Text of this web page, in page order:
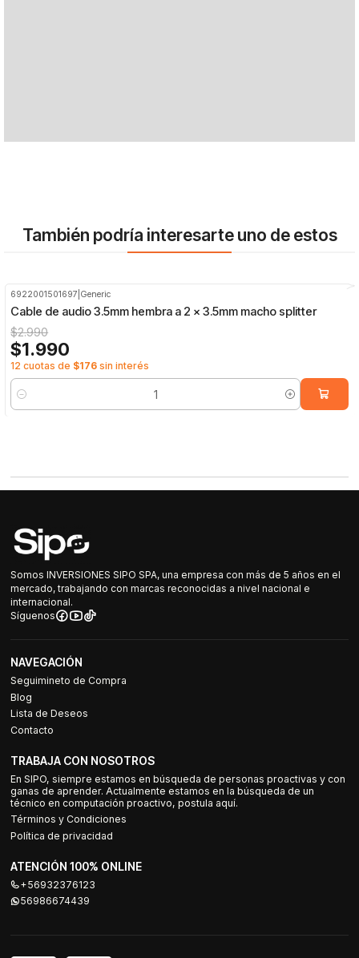
También podría interesarte uno de estos
6922001501697 Generic
Cable de audio 3.5mm hembra a 2 x 3.5mm macho splitter
$2.990
$1.990
12 cuotas de $176 sin interés
Cantidad
Somos INVERSIONES SIPO SPA, una empresa con más de 5 años en el
mercado, trabajando con marcas reconocidas a nivel nacional e
internacional.
Síguenos
NAVEGACIÓN
Seguimineto de Compra
Blog
Lista de Deseos
Contacto
TRABAJA CON NOSOTROS
En SIPO, siempre estamos en búsqueda de personas proactivas y con
ganas de aprender. Actualmente estamos en la búsqueda de un
técnico en computación proactivo, postula aquí.
Términos y Condiciones
Política de privacidad
ATENCIÓN 100% ONLINE
+56932376123
56986674439